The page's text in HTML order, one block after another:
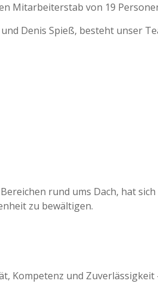
Mitarbeiterstab von 19
Denis Spieß, besteht unser
rund ums Dach, hat
zu bewältigen.
Kompetenz und Zuverlässigkeit